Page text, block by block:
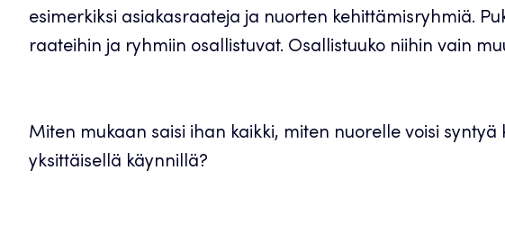
esimerkiksi asiakasraateja ja nuorten kehittämisryhmiä.
raateihin ja ryhmiin osallistuvat. Osallistuuko niihin vain
Miten mukaan saisi ihan kaikki, miten nuorelle voisi syntyä
yksittäisellä käynnillä?